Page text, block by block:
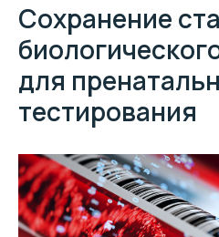
Сохранение
для
тестирования